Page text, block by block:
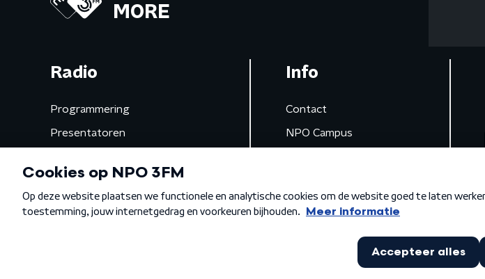
MORE
Radio
Programmering
Presentatoren
Gemist
Info
Contact
NPO Campus
Algemene voorwaarden Privacybeleid